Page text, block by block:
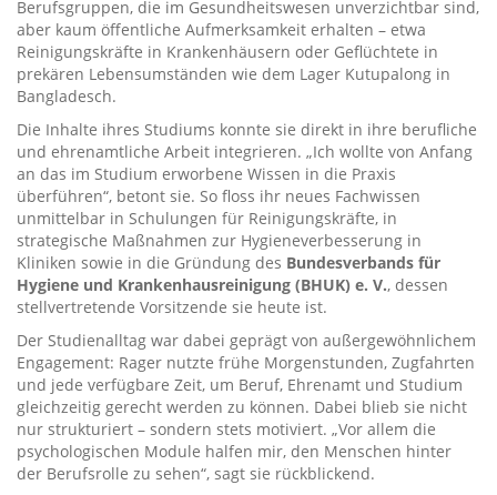
Berufsgruppen, die im Gesundheitswesen unverzichtbar sind,
aber kaum öffentliche Aufmerksamkeit erhalten – etwa
Reinigungskräfte in Krankenhäusern oder Geflüchtete in
prekären Lebensumständen wie dem Lager Kutupalong in
Bangladesch.
Die Inhalte ihres Studiums konnte sie direkt in ihre berufliche
und ehrenamtliche Arbeit integrieren. „Ich wollte von Anfang
an das im Studium erworbene Wissen in die Praxis
überführen“, betont sie. So floss ihr neues Fachwissen
unmittelbar in Schulungen für Reinigungskräfte, in
strategische Maßnahmen zur Hygieneverbesserung in
Kliniken sowie in die Gründung des Bundesverbands für
Hygiene und Krankenhausreinigung (BHUK) e. V., dessen
stellvertretende Vorsitzende sie heute ist.
Der Studienalltag war dabei geprägt von außergewöhnlichem
Engagement: Rager nutzte frühe Morgenstunden, Zugfahrten
und jede verfügbare Zeit, um Beruf, Ehrenamt und Studium
gleichzeitig gerecht werden zu können. Dabei blieb sie nicht
nur strukturiert – sondern stets motiviert. „Vor allem die
psychologischen Module halfen mir, den Menschen hinter
der Berufsrolle zu sehen“, sagt sie rückblickend.